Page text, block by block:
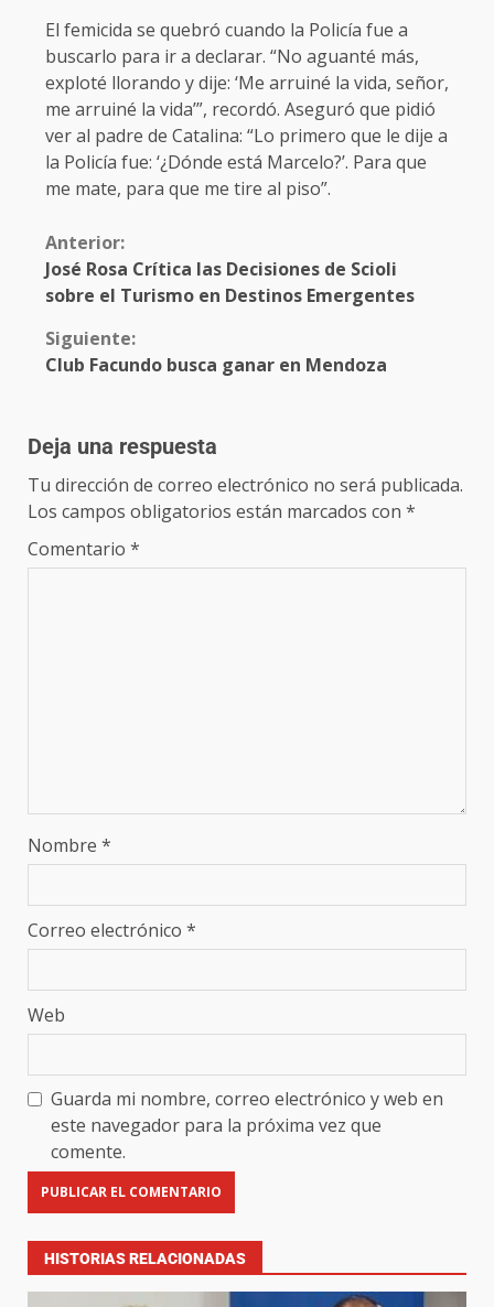
El femicida se quebró cuando la Policía fue a
buscarlo para ir a declarar. “No aguanté más,
exploté llorando y dije: ‘Me arruiné la vida, señor,
me arruiné la vida’”, recordó. Aseguró que pidió
ver al padre de Catalina: “Lo primero que le dije a
la Policía fue: ‘¿Dónde está Marcelo?’. Para que
me mate, para que me tire al piso”.
Anterior:
José Rosa Crítica las Decisiones de Scioli
sobre el Turismo en Destinos Emergentes
Siguiente:
Club Facundo busca ganar en Mendoza
Deja una respuesta
Tu dirección de correo electrónico no será publicada.
Los campos obligatorios están marcados con *
Comentario *
Nombre *
Correo electrónico *
Web
Guarda mi nombre, correo electrónico y web en
este navegador para la próxima vez que
comente.
HISTORIAS RELACIONADAS